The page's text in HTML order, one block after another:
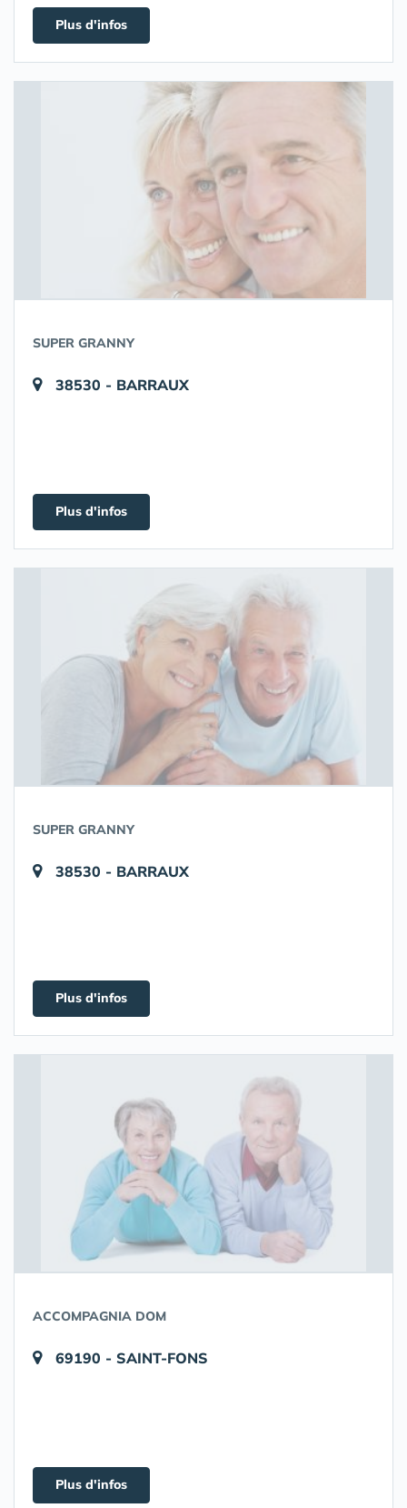
Plus d'infos
SUPER GRANNY
38530 - BARRAUX
Plus d'infos
SUPER GRANNY
38530 - BARRAUX
Plus d'infos
ACCOMPAGNIA DOM
69190 - SAINT-FONS
Plus d'infos